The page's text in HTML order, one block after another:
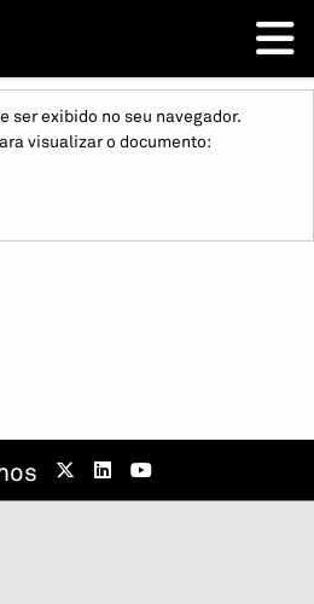
ser exibido no seu navegador.
visualizar o documento: